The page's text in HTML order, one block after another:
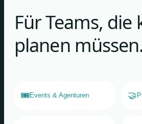
Für Teams,
planen müssen.
🎟️Events & Agenturen 🤝